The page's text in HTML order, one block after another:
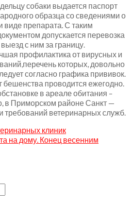
собаки выдается паспорт
образца со сведениями о
виде препарата. С таким
допускается перевозка
с ним за границу.
профилактика от вирусных и
которых, довольно
согласно графика прививок.
проводится ежегодно.
в ареале обитания –
в Приморском районе Санкт —
требований ветеринарных служб.
клиник
на дому. Конец весенним